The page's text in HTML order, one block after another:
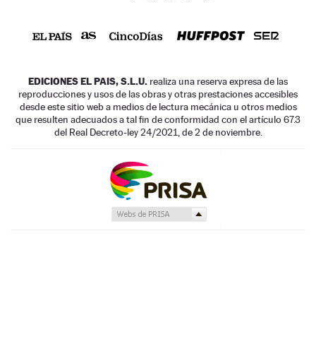
EDICIONES EL PAIS, S.L.U. realiza una reserva expresa de las
reproducciones y usos de las obras y otras prestaciones accesibles
desde este sitio web a medios de lectura mecánica u otros medios
que resulten adecuados a tal fin de conformidad con el artículo 67.3
del Real Decreto-ley 24/2021, de 2 de noviembre.